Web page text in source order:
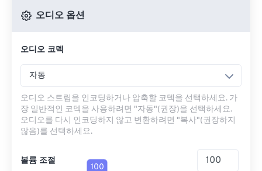
오디오 옵션
오디오 코덱
자동
오디오 스트림을 인코딩하거나 압축할 코덱을 선택하세요. 가
장 일반적인 코덱을 사용하려면 "자동"(권장)을 선택하세요.
오디오를 다시 인코딩하지 않고 변환하려면 "복사"(권장하지
않음)를 선택하세요.
볼륨 조절
100